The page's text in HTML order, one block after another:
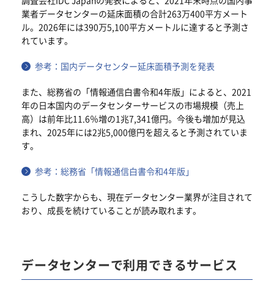
業者データセンターの延床面積の合計263万400平方メート
ル。2026年には390万5,100平方メートルに達すると予測さ
れています。
参考：国内データセンター延床面積予測を発表
また、総務省の「情報通信白書令和4年版」によると、2021
年の日本国内のデータセンターサービスの市場規模（売上
高）は前年比11.6％増の1兆7,341億円。今後も増加が見込
まれ、2025年には2兆5,000億円を超えると予測されていま
す。
参考：総務省「情報通信白書令和4年版」
こうした数字からも、現在データセンター業界が注目されて
おり、成長を続けていることが読み取れます。
データセンターで利用できるサービス